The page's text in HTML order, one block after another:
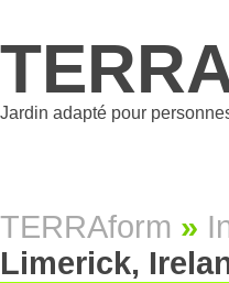
Jardin adapté pour
TERRAform »
Limerick,